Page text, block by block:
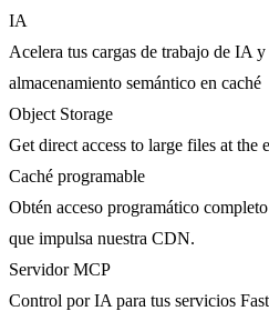
IA
Acelera tus cargas de trabajo de IA
almacenamiento semántico en caché
Object Storage
Get direct access to large files at the
Caché programable
Obtén acceso programático
que impulsa nuestra CDN.
Servidor MCP
Control por IA para tus servicios